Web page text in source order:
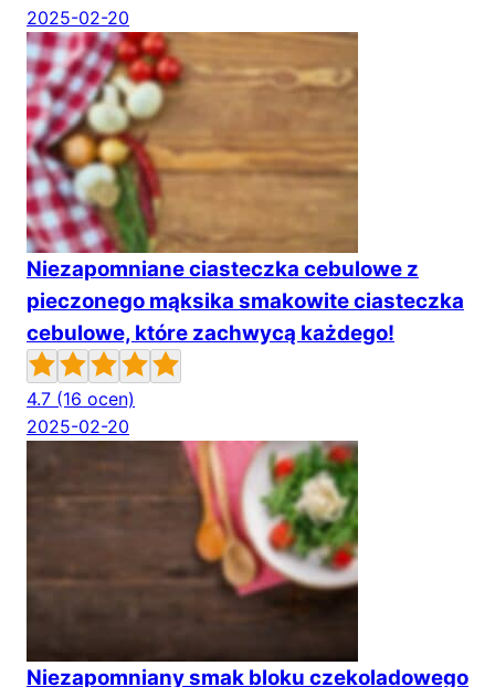
2025-02-20
Niezapomniane ciasteczka cebulowe z
pieczonego mąksika smakowite ciasteczka
cebulowe, które zachwycą każdego!
4.7 (16 ocen)
2025-02-20
Niezapomniany smak bloku czekoladowego